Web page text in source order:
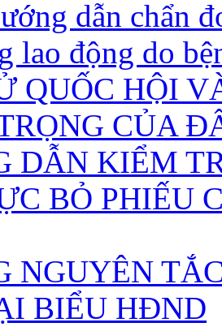
dẫn chẩn
lao động do
QUỐC HỘI
CỦA
DẪN KIỂM
BỎ PHIẾU
NGUYÊN
BIỂU HĐND